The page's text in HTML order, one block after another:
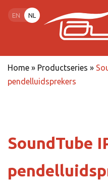
EN NL
Home » Productseries »
pendelluidsprekers
SoundTube